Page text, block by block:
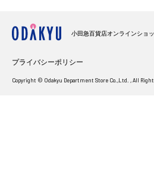
小田急百貨店オンラインショ
プライバシーポリシー
Copyright © Odakyu Department Store Co.,Ltd. , All